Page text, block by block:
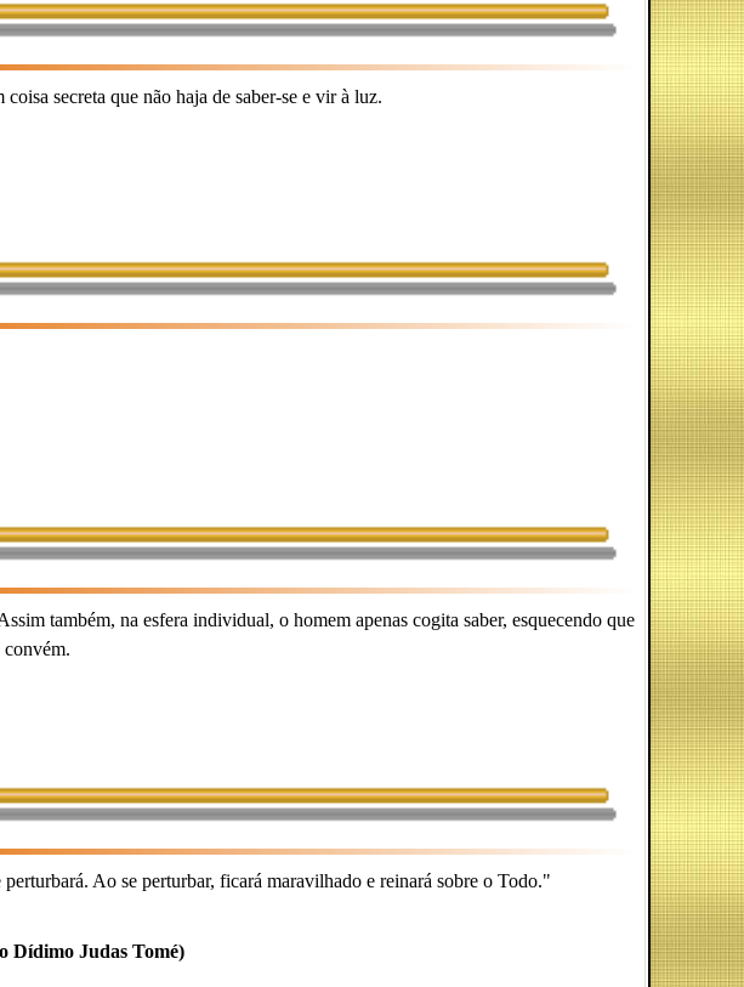
secreta que não haja de saber-se e vir à luz.
também, na esfera individual, o homem apenas cogita saber, esquecendo que
convém.
Ao se perturbar, ficará maravilhado e reinará sobre o Todo."
Dídimo Judas Tomé)